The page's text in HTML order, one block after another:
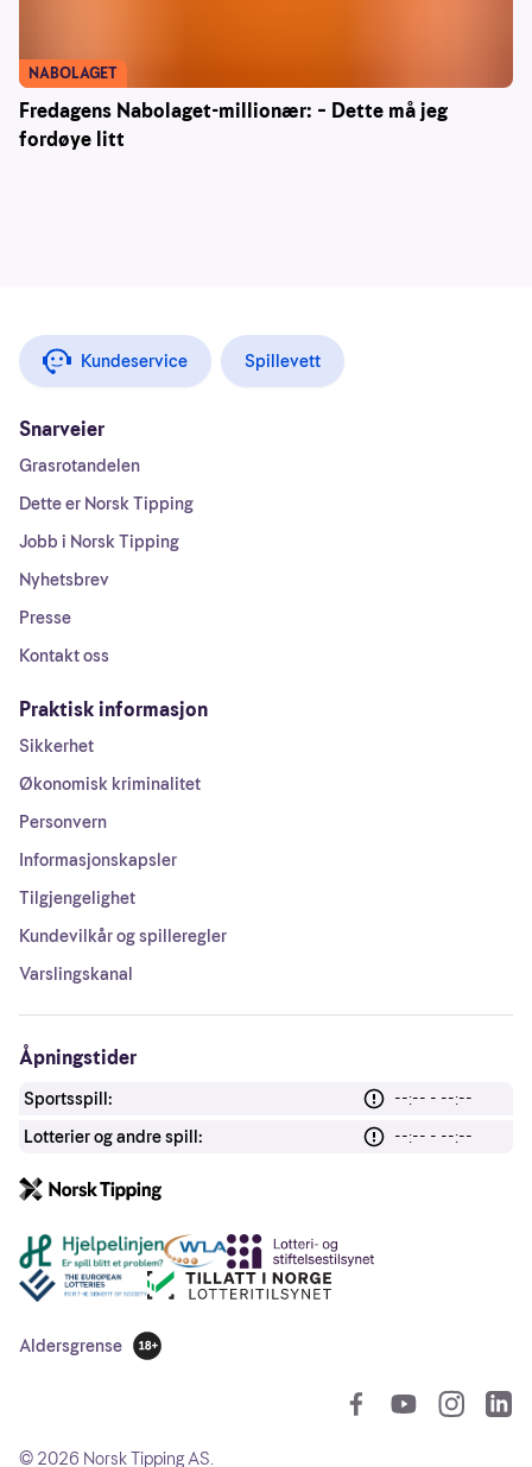
Fredagens Nabolaget-millionær: – Dette må jeg
fordøye litt
NABOLAGET
Kundeservice Spillevett
Snarveier
Grasrotandelen
Dette er Norsk Tipping
Jobb i Norsk Tipping
Nyhetsbrev
Presse
Kontakt oss
Praktisk informasjon
Sikkerhet
Økonomisk kriminalitet
Personvern
Informasjonskapsler
Tilgjengelighet
Kundevilkår og spilleregler
Varslingskanal
Åpningstider
Sportsspill:
--:-- - --:--
Lotterier og andre spill:
--:-- - --:--
Andre lenker
Aldersgrense
18 år
© 2026 Norsk Tipping AS.